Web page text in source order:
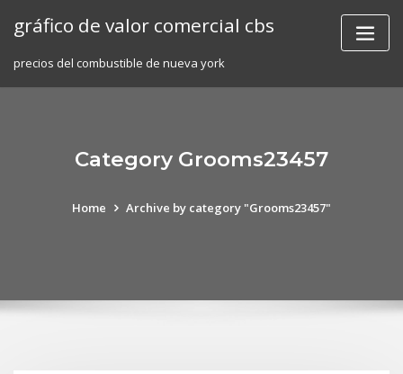
gráfico de valor comercial cbs
precios del combustible de nueva york
Category Grooms23457
Home Archive by category "Grooms23457"